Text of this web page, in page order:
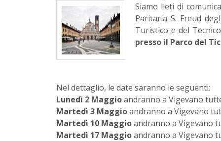
Siamo lieti di
Paritaria S. Freud
Turistico e del
presso il Parco del
Nel dettaglio, le date saranno le seguenti:
Lunedì 2 Maggioandranno a Vigevano
Martedì 3 Maggioandranno a Vigevano
Martedì 10 Maggioandranno a Vigevano
Martedì 17 Maggioandranno a Vigevano